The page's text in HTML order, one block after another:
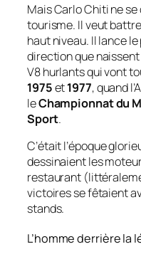
Mais Carlo Chiti ne
tourisme. Il veut
haut niveau. Il lance
direction que
V8 hurlants qui vont
1975et1977, quand
leChampionnat du
Sport.
C’était l’époque
dessinaient les
restaurant
victoires se fêtaient
stands.
L’homme derrière la